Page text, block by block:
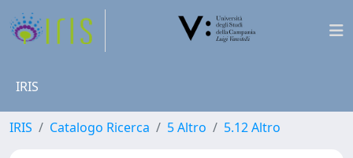
IRIS
IRIS Catalogo Ricerca 5 Altro 5.12 Altro